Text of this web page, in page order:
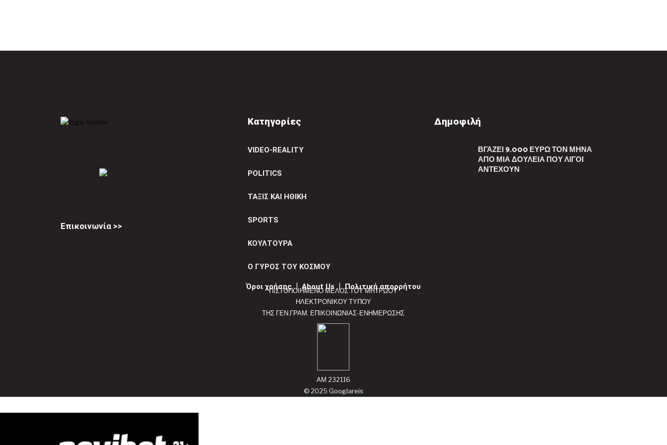
Επικοινωνία >>
Κατηγορίες
VIDEO-REALITY
POLITICS
ΤΑΞΙΣ ΚΑΙ ΗΘΙΚΗ
SPORTS
ΚΟΥΛΤΟΥΡΑ
Ο ΓΥΡΟΣ ΤΟΥ ΚΟΣΜΟΥ
Δημοφιλή
ΒΓΆΖΕΙ 9.000 ΕΥΡΏ ΤΟΝ ΜΉΝΑ
ΑΠΌ ΜΙΑ ΔΟΥΛΕΙΆ ΠΟΥ ΛΊΓΟΙ
ΑΝΤΈΧΟΥΝ
ΠΙΣΤΟΠΟΙΗΜΕΝΟ ΜΕΛΟΣ ΤΟΥ ΜΗΤΡΩΟΥ
ΗΛΕΚΤΡΟΝΙΚΟΥ ΤΥΠΟΥ
ΤΗΣ ΓΕΝ.ΓΡΑΜ. ΕΠΙΚΟΙΝΩΝΙΑΣ-ΕΝΗΜΕΡΩΣΗΣ
ΑΜ 232116
© 2025 Googlareis
Όροι χρήσης | About Us | Πολιτική απορρήτου